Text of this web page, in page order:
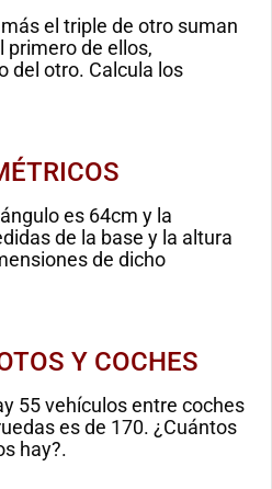
el triple de otro suman
primero de ellos,
del otro. Calcula los
es 64cm y la
de la base y la altura
de dicho
Y COCHES
55 vehículos entre coches
es de 170. ¿Cuántos
hay?.